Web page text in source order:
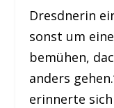
Dresdnerin
sonst um
bemühen,
anders
erinnerte